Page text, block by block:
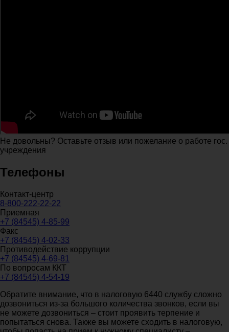
Не довольны? Оставьте отзыв или пожелание о работе гос.
учреждения
Телефоны
Контакт-центр
8-800-222-22-22
Приемная
+7 (84545) 4-85-99
Факс
+7 (84545) 4-02-33
Противодействие коррупции
+7 (84545) 4-69-81
По вопросам ККТ
+7 (84545) 4-54-19
Обратите внимание, что в налоговую 6440 службу сложно
дозвониться из-за большого количества звонков, если вы
не можете дозвониться – стоит проявить терпение и
попытаться снова. Также вы можете сходить в налоговую,